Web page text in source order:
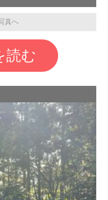
真へ
読む